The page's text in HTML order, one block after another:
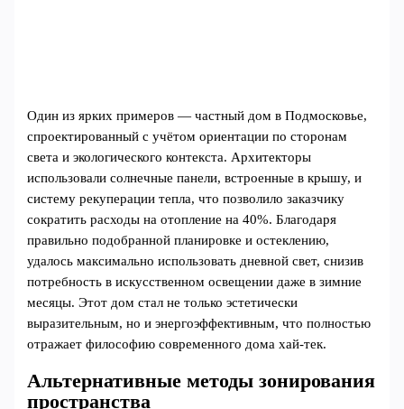
Один из ярких примеров — частный дом в Подмосковье,
спроектированный с учётом ориентации по сторонам
света и экологического контекста. Архитекторы
использовали солнечные панели, встроенные в крышу, и
систему рекуперации тепла, что позволило заказчику
сократить расходы на отопление на 40%. Благодаря
правильно подобранной планировке и остеклению,
удалось максимально использовать дневной свет, снизив
потребность в искусственном освещении даже в зимние
месяцы. Этот дом стал не только эстетически
выразительным, но и энергоэффективным, что полностью
отражает философию современного дома хай-тек.
Альтернативные методы зонирования
пространства